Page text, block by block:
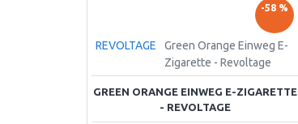
-58 %
REVOLTAGE
Green Orange Einweg E-
Zigarette - Revoltage
GREEN ORANGE EINWEG E-ZIGARETTE
- REVOLTAGE